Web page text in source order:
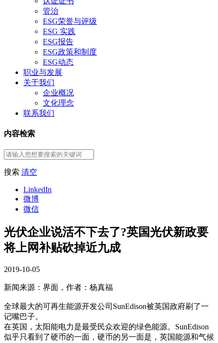
管治
ESG荣誉与评级
ESG 实践
ESG报告
ESG政策和制度
ESG动态
职业与发展
关于我们
企业概况
文化理念
联系我们
内容检索
搜索 清空
LinkedIn
微博
微信
光伏企业说活不下去了?英国光伏新政要
将上网补贴砍掉近九成
2019-10-05
新闻来源：界面，作者：杨真福
全球最大的可再生能源开发公司SunEdison被英国政府刷了一
记嘴巴子。
在英国，太阳能电力是最受民众欢迎的绿色能源。SunEdison
似乎只看到了硬币的一面，硬币的另一面是，英国能源和气候